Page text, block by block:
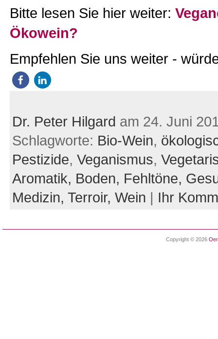
Bitte lesen Sie hier weiter:
Ökowein?
Empfehlen Sie uns weiter -
Dr. Peter Hilgard am 24. Juni
Schlagworte: Bio-Wein,
Pestizide, Veganismus,
Aromatik, Boden, Fehltöne,
Medizin, Terroir, Wein | Ihr
Copyright © 2026